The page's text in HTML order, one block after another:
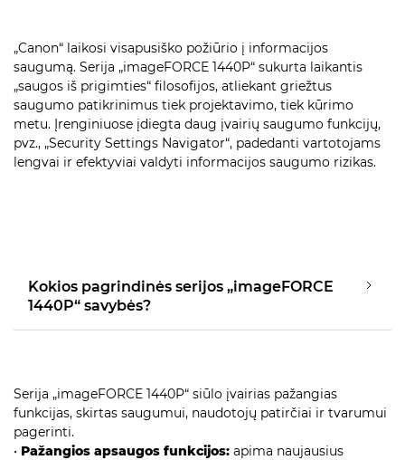
„Canon“ laikosi visapusiško požiūrio į informacijos
saugumą. Serija „imageFORCE 1440P“ sukurta laikantis
„saugos iš prigimties“ filosofijos, atliekant griežtus
saugumo patikrinimus tiek projektavimo, tiek kūrimo
metu. Įrenginiuose įdiegta daug įvairių saugumo funkcijų,
pvz., „Security Settings Navigator“, padedanti vartotojams
lengvai ir efektyviai valdyti informacijos saugumo rizikas.
Kokios pagrindinės serijos „imageFORCE
1440P“ savybės?
Serija „imageFORCE 1440P“ siūlo įvairias pažangias
funkcijas, skirtas saugumui, naudotojų patirčiai ir tvarumui
pagerinti.
• Pažangios apsaugos funkcijos: apima naujausius